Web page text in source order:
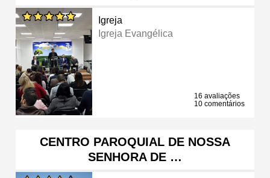
Igreja
Igreja Evangélica
16 avaliações
10 comentários
CENTRO PAROQUIAL DE NOSSA
SENHORA DE …